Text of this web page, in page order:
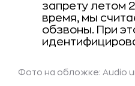
запрету летом
время, мы
обзвоны. При
Фото на обложке: Audio